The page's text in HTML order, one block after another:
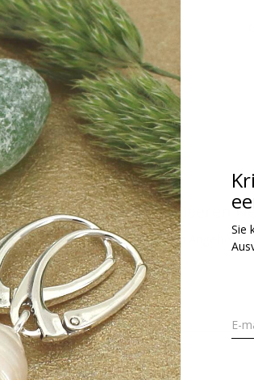
Sie
Melden Sie sich für unseren
Erhalten Sie die neuesten Angebote